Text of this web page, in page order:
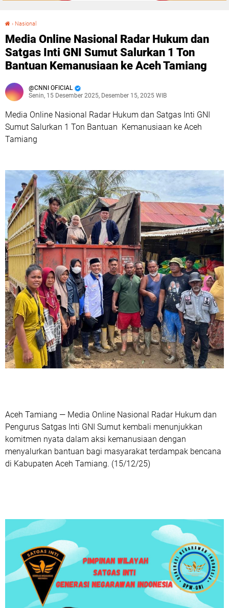
› Nasional
Media Online Nasional Radar Hukum dan
Satgas Inti GNI Sumut Salurkan 1 Ton
Bantuan Kemanusiaan ke Aceh Tamiang
CNNI OFICIAL
Senin, 15 Desember 2025, Desember 15, 2025 WIB
Media Online Nasional Radar Hukum dan Satgas Inti GNI
Sumut Salurkan 1 Ton Bantuan Kemanusiaan ke Aceh
Tamiang
Aceh Tamiang — Media Online Nasional Radar Hukum dan
Pengurus Satgas Inti GNI Sumut kembali menunjukkan
komitmen nyata dalam aksi kemanusiaan dengan
menyalurkan bantuan bagi masyarakat terdampak bencana
di Kabupaten Aceh Tamiang. (15/12/25)